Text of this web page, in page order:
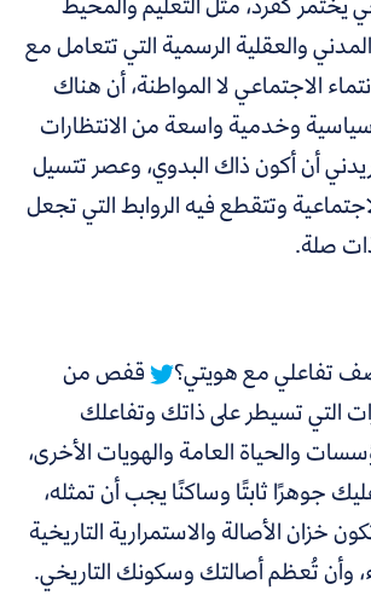
والعقلية الرسمية التي تتعامل مع
الاجتماعي لا المواطنة، أن هناك
وخدمية واسعة من الانتظارات
أن أكون ذاك البدوي، وعصر تتسيل
وتتقطع فيه الروابط التي تجعل
صلة.
تفاعلي مع هويتي؟
قفص من
التي تسيطر على ذاتك وتفاعلك
والحياة العامة والهويات الأخرى،
جوهرًا ثابتًا وساكنًا يجب أن تمثله،
خزان الأصالة والاستمرارية التاريخية
وأن تُعظم أصالتك وسكونك التاريخي.